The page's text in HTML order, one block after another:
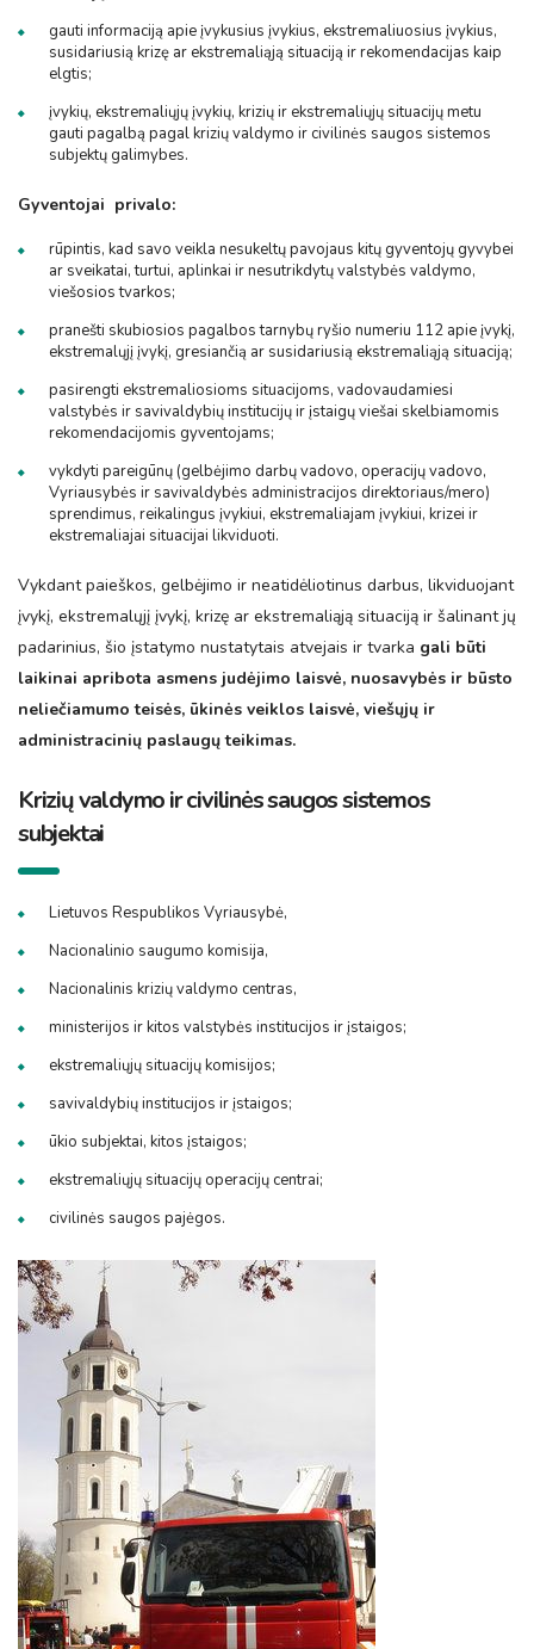
gauti informaciją apie įvykusius įvykius, ekstremaliuosius įvykius,
susidariusią krizę ar ekstremaliąją situaciją ir rekomendacijas kaip
elgtis;
įvykių, ekstremaliųjų įvykių, krizių ir ekstremaliųjų situacijų metu
gauti pagalbą pagal krizių valdymo ir civilinės saugos sistemos
subjektų galimybes.
Gyventojai privalo:
rūpintis, kad savo veikla nesukeltų pavojaus kitų gyventojų gyvybei
ar sveikatai, turtui, aplinkai ir nesutrikdytų valstybės valdymo,
viešosios tvarkos;
pranešti skubiosios pagalbos tarnybų ryšio numeriu 112 apie įvykį,
ekstremalųjį įvykį, gresiančią ar susidariusią ekstremaliąją situaciją;
pasirengti ekstremaliosioms situacijoms, vadovaudamiesi
valstybės ir savivaldybių institucijų ir įstaigų viešai skelbiamomis
rekomendacijomis gyventojams;
vykdyti pareigūnų (gelbėjimo darbų vadovo, operacijų vadovo,
Vyriausybės ir savivaldybės administracijos direktoriaus/mero)
sprendimus, reikalingus įvykiui, ekstremaliajam įvykiui, krizei ir
ekstremaliajai situacijai likviduoti.
Vykdant paieškos, gelbėjimo ir neatidėliotinus darbus, likviduojant
įvykį, ekstremalųjį įvykį, krizę ar ekstremaliąją situaciją ir šalinant jų
padarinius, šio įstatymo nustatytais atvejais ir tvarka gali būti
laikinai apribota asmens judėjimo laisvė, nuosavybės ir būsto
neliečiamumo teisės, ūkinės veiklos laisvė, viešųjų ir
administracinių paslaugų teikimas.
Krizių valdymo ir civilinės saugos sistemos
subjektai
Lietuvos Respublikos Vyriausybė,
Nacionalinio saugumo komisija,
Nacionalinis krizių valdymo centras,
ministerijos ir kitos valstybės institucijos ir įstaigos;
ekstremaliųjų situacijų komisijos;
savivaldybių institucijos ir įstaigos;
ūkio subjektai, kitos įstaigos;
ekstremaliųjų situacijų operacijų centrai;
civilinės saugos pajėgos.